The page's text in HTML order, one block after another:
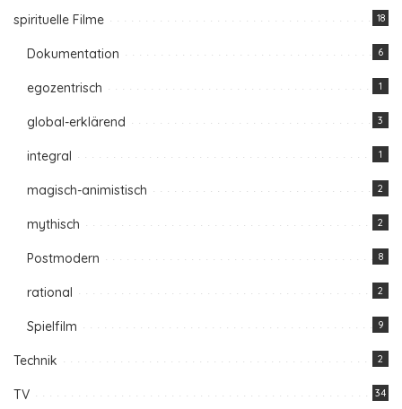
spirituelle Filme 18
Dokumentation 6
egozentrisch 1
global-erklärend 3
integral 1
magisch-animistisch 2
mythisch 2
Postmodern 8
rational 2
Spielfilm 9
Technik 2
TV 34